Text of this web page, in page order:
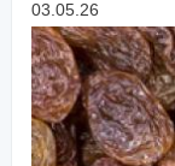
03.05.26